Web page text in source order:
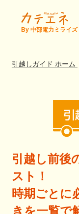
By 中部電力ミライズ
引越しガイド ホーム
引越し前後
スト！
時期ごとに
きを一覧で